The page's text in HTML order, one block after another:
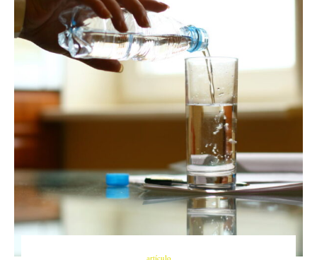
artículo